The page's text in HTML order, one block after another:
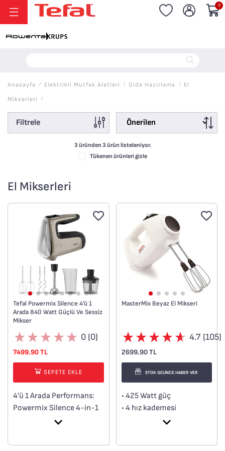
0
Anasayfa / Elektri̇kli̇ Mutfak Aletleri̇ / Gida Hazirlama /
El
Mikserleri
/
Filtrele
3 üründen 3 ürün listeleniyor.
Tükenen ürünleri gizle
El Mikserleri
Tefal Powermix Silence 4’ü 1
Arada 840 Watt Güçlü Ve Sessiz
Mikser
0 (0)
7499.90 TL
SEPETE EKLE
4’ü 1 Arada Performans:
Powermix Silence 4-in-1
ile güç, çok yönlülük ve
850 W Güçlü Motor:
MasterMix Beyaz El Mikseri
4.7 (105)
2699.90 TL
STOK GELİNCE HABER VER
• 425 Watt güç
• 4 hız kademesi
• Turbo fonksiyonu
• Çift metal hamur aparatı